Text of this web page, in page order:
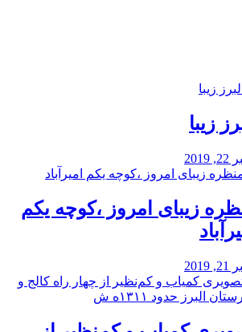
زیبا
زیبای امروز ،کوچه یکم